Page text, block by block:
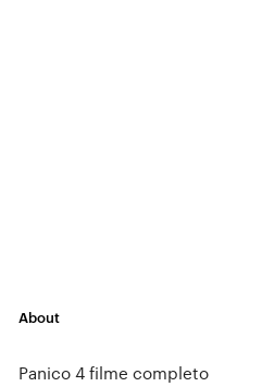
About
Panico 4 filme completo